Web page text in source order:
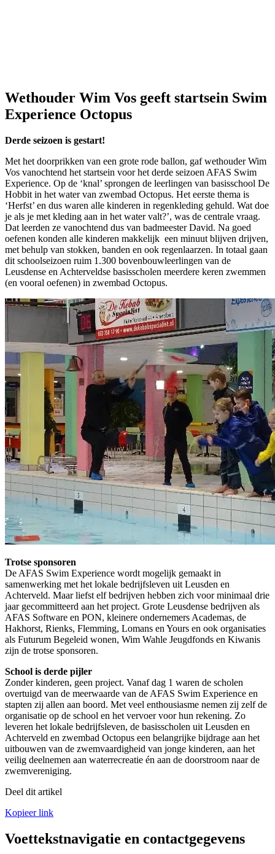
Wethouder Wim Vos geeft startsein Swim
Experience Octopus
Derde seizoen is gestart!
Met het doorprikken van een grote rode ballon, gaf wethouder Wim
Vos vanochtend het startsein voor het derde seizoen AFAS Swim
Experience. Op de ‘knal’ sprongen de leerlingen van basisschool De
Hobbit in het water van zwembad Octopus. Het eerste thema is
‘Herfst’ en dus waren alle kinderen in regenkleding gehuld. Wat doe
je als je met kleding aan in het water valt?’, was de centrale vraag.
Dat leerden ze vanochtend dus van badmeester David. Na goed
oefenen konden alle kinderen makkelijk een minuut blijven drijven,
met behulp van stokken, banden en ook regenlaarzen. In totaal gaan
dit schoolseizoen ruim 1.300 bovenbouwleerlingen van de
Leusdense en Achterveldse basisscholen meerdere keren zwemmen
(en vooral oefenen) in zwembad Octopus.
Trotse sponsoren
De AFAS Swim Experience wordt mogelijk gemaakt in
samenwerking met het lokale bedrijfsleven uit Leusden en
Achterveld. Maar liefst elf bedrijven hebben zich voor minimaal drie
jaar gecommitteerd aan het project. Grote Leusdense bedrijven als
AFAS Software en PON, kleinere ondernemers Academas, de
Hakhorst, Rienks, Flemming, Lomans en Yours en ook organisaties
als Futurum Begeleid wonen, Wim Wahle Jeugdfonds en Kiwanis
zijn de trotse sponsoren.
School is derde pijler
Zonder kinderen, geen project. Vanaf dag 1 waren de scholen
overtuigd van de meerwaarde van de AFAS Swim Experience en
stapten zij allen aan boord. Met veel enthousiasme nemen zij zelf de
organisatie op de school en het vervoer voor hun rekening. Zo
leveren het lokale bedrijfsleven, de basisscholen uit Leusden en
Achterveld en zwembad Octopus een belangrijke bijdrage aan het
uitbouwen van de zwemvaardigheid van jonge kinderen, aan het
veilig deelnemen aan waterrecreatie én aan de doorstroom naar de
zwemvereniging.
Deel dit artikel
Kopieer link
Voettekstnavigatie en contactgegevens